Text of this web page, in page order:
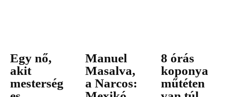
Egy nő,
akit
mesterség
Manuel
Masalva,
a Narcos:
8 órás
koponya
műtéten